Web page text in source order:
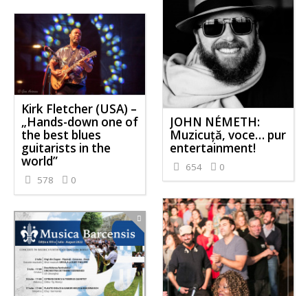
JOHN NÉMETH:
Muzicuţă, voce… pur
entertainment!
654 0
Kirk Fletcher (USA) –
„Hands-down one of
the best blues
guitarists in the
world”
578 0